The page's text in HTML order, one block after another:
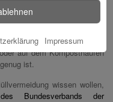
oft Nachfüllpackungen,
Plastik“
auf dem Komposthaufen
ist.
wissen wollen,
Bundesverbands der
Impressum